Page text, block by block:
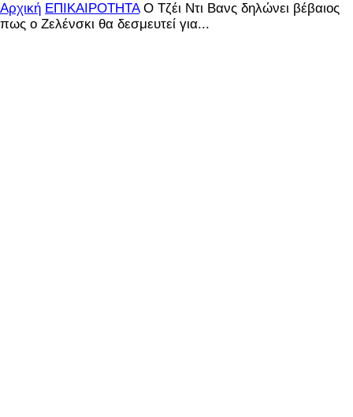
Αρχική ΕΠΙΚΑΙΡΟΤΗΤΑ Ο Τζέι Ντι Βανς δηλώνει βέβαιος
πως ο Ζελένσκι θα δεσμευτεί για...